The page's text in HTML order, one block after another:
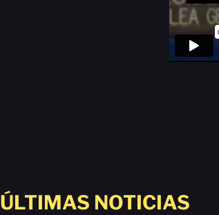
ÚLTIMAS NOTICIAS